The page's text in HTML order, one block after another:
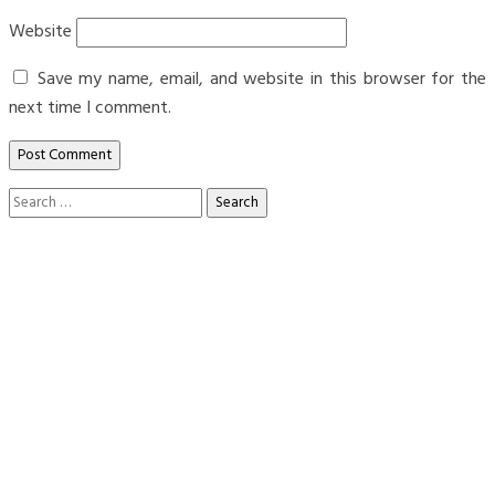
Website
Save my name, email, and website in this browser for the
next time I comment.
Search